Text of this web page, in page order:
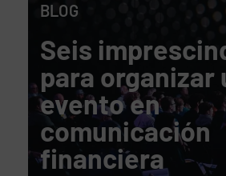
BLOG
Seis
para organizar
evento en
comunicación
financiera